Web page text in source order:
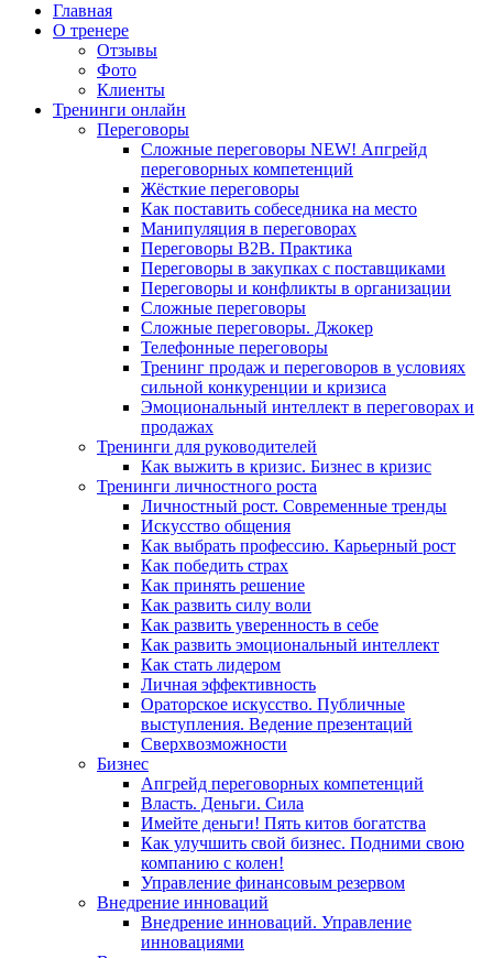
Главная
О тренере
Отзывы
Фото
Клиенты
Тренинги онлайн
Переговоры
Сложные переговоры NEW! Апгрейд
переговорных компетенций
Жёсткие переговоры
Как поставить собеседника на место
Манипуляция в переговорах
Переговоры B2B. Практика
Переговоры в закупках с поставщиками
Переговоры и конфликты в организации
Сложные переговоры
Сложные переговоры. Джокер
Телефонные переговоры
Тренинг продаж и переговоров в условиях
сильной конкуренции и кризиса
Эмоциональный интеллект в переговорах и
продажах
Тренинги для руководителей
Как выжить в кризис. Бизнес в кризис
Тренинги личностного роста
Личностный рост. Современные тренды
Искусство общения
Как выбрать профессию. Карьерный рост
Как победить страх
Как принять решение
Как развить силу воли
Как развить уверенность в себе
Как развить эмоциональный интеллект
Как стать лидером
Личная эффективность
Ораторское искусство. Публичные
выступления. Ведение презентаций
Сверхвозможности
Бизнес
Апгрейд переговорных компетенций
Власть. Деньги. Сила
Имейте деньги! Пять китов богатства
Как улучшить свой бизнес. Подними свою
компанию с колен!
Управление финансовым резервом
Внедрение инноваций
Внедрение инноваций. Управление
инновациями